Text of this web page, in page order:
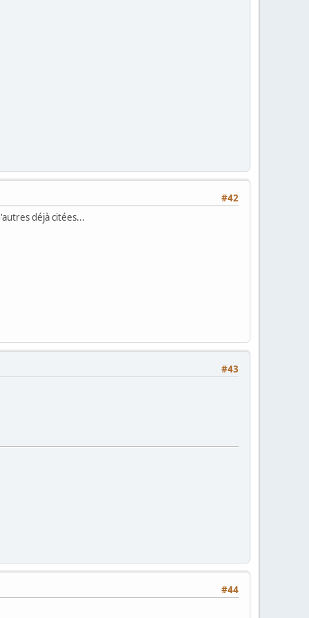
#42
déjà citées...
#43
#44